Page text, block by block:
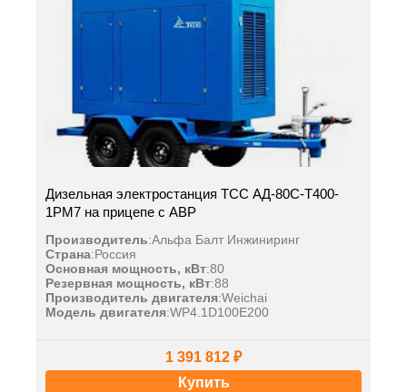
Дизельная электростанция ТСС АД-80С-Т400-
1РМ7 на прицепе с АВР
Производитель:Альфа Балт Инжиниринг
Страна:Россия
Основная мощность, кВт:80
Резервная мощность, кВт:88
Производитель двигателя:Weichai
Модель двигателя:WP4.1D100E200
1 391 812 ₽
Купить